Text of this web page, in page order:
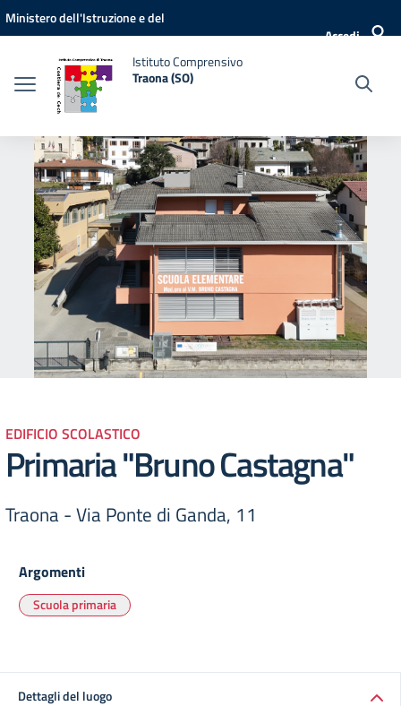
Vai ai contenuti
Vai al menu di navigazione
Vai al footer
Ministero dell'Istruzione e del
Accedi
Istituto Comprensivo
Traona (SO)
EDIFICIO SCOLASTICO
Primaria "Bruno Castagna"
Traona - Via Ponte di Ganda, 11
Argomenti
Scuola primaria
Dettagli del luogo